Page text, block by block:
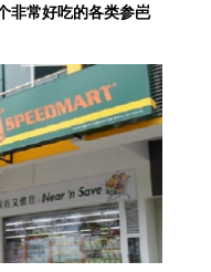
非常好吃的各类参岜